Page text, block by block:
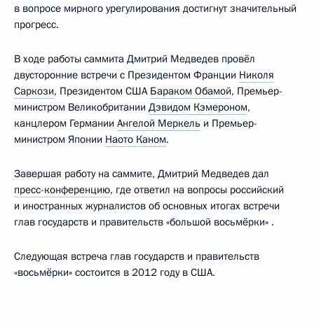
в вопросе мирного урегулирования достигнут значительный
прогресс.
В ходе работы саммита Дмитрий Медведев провёл
двусторонние встречи с Президентом Франции Николя
Саркози, Президентом США Бараком Обамой, Премьер-
министром Великобритании Дэвидом Кэмероном,
канцлером Германии Ангелой Меркель и Премьер-
министром Японии Наото Каном.
Завершая работу на саммите, Дмитрий Медведев дал
пресс-конференцию, где ответил на вопросы российский
и иностранных журналистов об основных итогах встречи
глав государств и правительств «большой восьмёрки» .
Следующая встреча глав государств и правительств
«восьмёрки» состоится в 2012 году в США.